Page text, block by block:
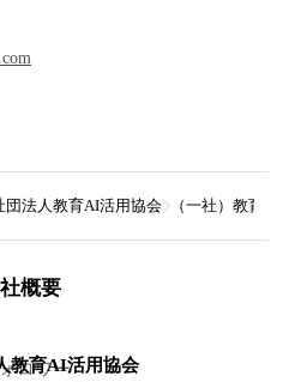
団法人教育AI活用協会 （一社）教育
概要
教育AI活用協会
ロワー